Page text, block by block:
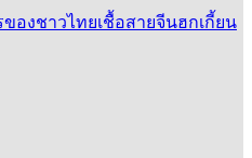
องชาวไทยเชื้อสายจีนฮกเกี้ยน